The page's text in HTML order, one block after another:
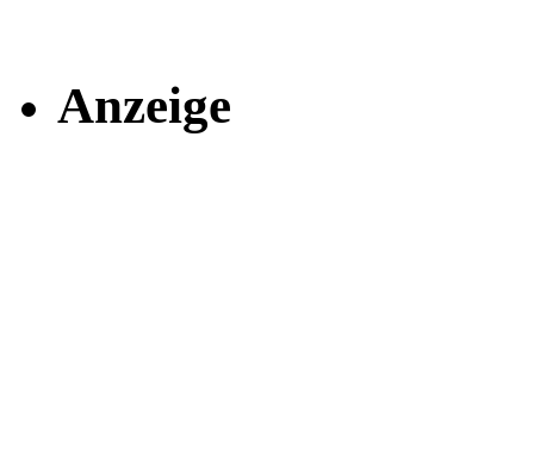
Anzeige